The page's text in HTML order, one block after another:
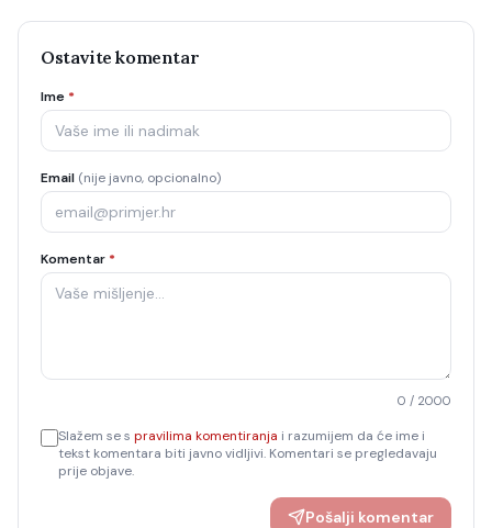
Ostavite komentar
Ime *
Email (nije javno, opcionalno)
Komentar *
0 / 2000
Slažem se s pravilima komentiranja i razumijem da će ime i
tekst komentara biti javno vidljivi. Komentari se pregledavaju
prije objave.
Pošalji komentar